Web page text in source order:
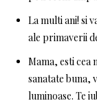
La multi ani! si
ale primaverii
Mama, esti cea
sanatate buna,
luminoase. Te